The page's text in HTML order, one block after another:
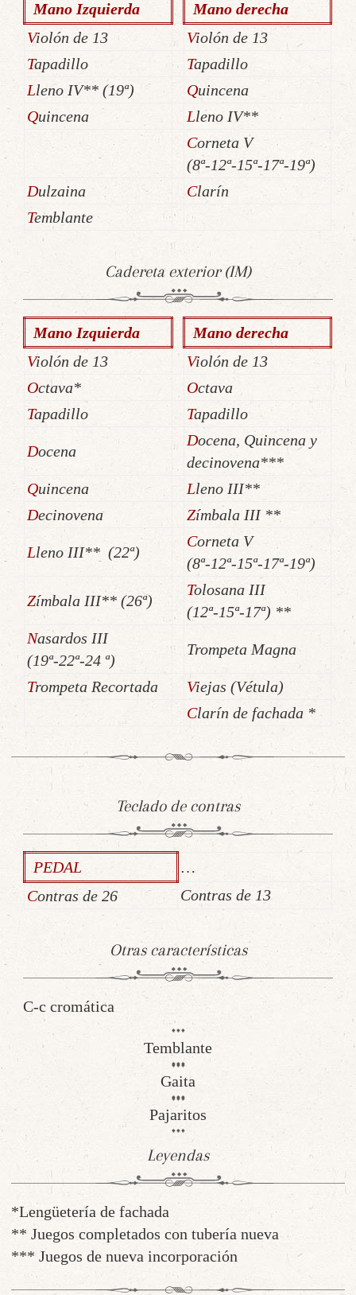
Mano Izquierda
Mano derecha
Violón de 13
Violón de 13
Tapadillo
Tapadillo
Lleno IV** (19ª)
Quincena
Quincena
Lleno IV**
Corneta V
(8ª-12ª-15ª-17ª-19ª)
Dulzaina
Clarín
Temblante
Cadereta exterior (IM)
Mano Izquierda
Mano derecha
Violón de 13
Violón de 13
Octava*
Octava
Tapadillo
Tapadillo
Docena
Docena, Quincena y
decinovena***
Quincena
Lleno III**
Decinovena
Zímbala III **
Lleno III** (22ª)
Corneta V
(8ª-12ª-15ª-17ª-19ª)
Zímbala III** (26ª)
Tolosana III
(12ª-15ª-17ª) **
Nasardos III
(19ª-22ª-24 ª)
Trompeta Magna
Trompeta Recortada
Viejas (Vétula)
Clarín de fachada *
Teclado de contras
PEDAL
…
Contras de 26
Contras de 13
Otras características
C-c cromática
Temblante
Gaita
Pajaritos
Leyendas
*Lengüetería de fachada
** Juegos completados con tubería nueva
*** Juegos de nueva incorporación